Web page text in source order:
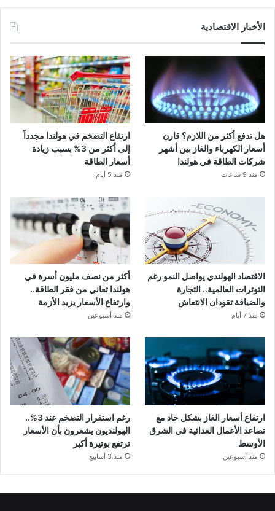
الأخبار الاقتصادية
هل تدفع أكثر من اللازم؟ قارن
أسعار الكهرباء والغاز بين أشهر
شركات الطاقة في هولندا
منذ 9 ساعات
ارتفاع التضخم في هولندا مجدداً
إلى أكثر من 3% بسبب زيادة
أسعار الطاقة
منذ 5 أيام
الاقتصاد الهولندي يواصل النمو رغم
التوترات العالمية.. التجارة
والضيافة تقودان الانتعاش
منذ 7 أيام
أكثر من نصف مليون أسرة في
هولندا تعاني من فقر الطاقة..
وارتفاع الأسعار يزيد الأزمة
منذ أسبوعين
ارتفاع أسعار الغاز بشكل حاد مع
تصاعد الأعمال العدائية في الشرق
الأوسط
منذ أسبوعين
رغم استقرار التضخم عند 3%..
الهولنديون يشعرون بأن الأسعار
ترتفع بوتيرة أكبر
منذ 3 أسابيع